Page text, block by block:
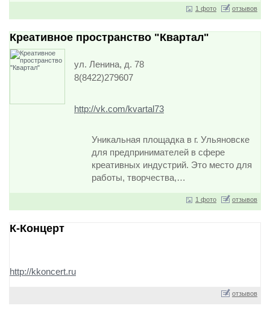
1 фото отзывов
Креативное пространство "Квартал"
ул. Ленина, д. 78
8(8422)279607
http://vk.com/kvartal73
Уникальная площадка в г. Ульяновске
для предпринимателей в сфере
креативных индустрий. Это место для
работы, творчества,…
1 фото отзывов
К-Концерт
http://kkoncert.ru
отзывов